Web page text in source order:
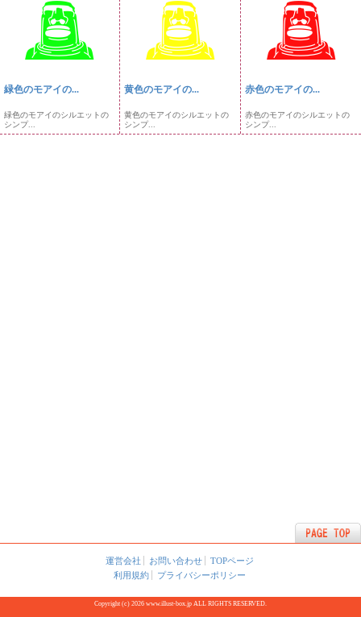
緑色のモアイの...
緑色のモアイのシルエットの
シンプ...
黄色のモアイの...
黄色のモアイのシルエットの
シンプ...
赤色のモアイの...
赤色のモアイのシルエットの
シンプ...
運営会社 お問い合わせ
TOPページ
利用規約
プライバシーポリシー
Copyright (c) 2026 www.illust-box.jp ALL RIGHTS RESERVED.